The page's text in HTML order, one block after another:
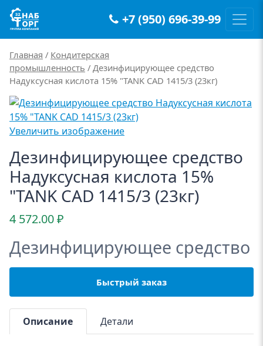
Main Navigation +7 (950) 696-39-99
Главная / Кондитерская
промышленность / Дезинфицирующее средство
Надуксусная кислота 15% "TANK CAD 1415/3 (23кг)
Увеличить изображение
Дезинфицирующее средство
Надуксусная кислота 15%
"TANK CAD 1415/3 (23кг)
4 572.00₽
Дезинфицирующее средство
Быстрый заказ
Описание Детали